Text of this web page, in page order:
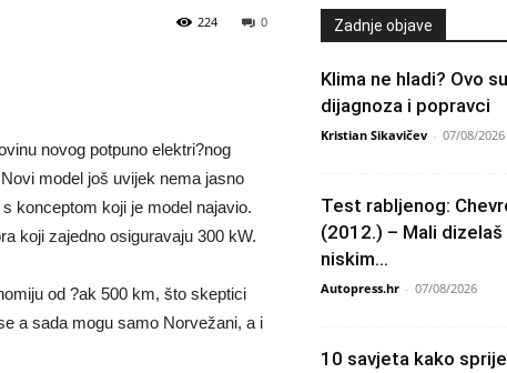
0
224
novog potpuno elektri?nog
model još uvijek nema jasno
konceptom koji je model najavio.
koji zajedno osiguravaju 300 kW.
od ?ak 500 km, što skeptici
a sada mogu samo Norvežani, a i
Zadnje objave
Klima ne hladi? Ovo
dijagnoza i popravci
Kristian Sikavičev - 07/08/2026
Test rabljenog:
(2012.) – Mali
niskim...
Autopress.hr - 07/08/2026
10 savjeta kako